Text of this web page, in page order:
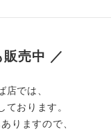
売中 ／
店では、
おります。
りますので、